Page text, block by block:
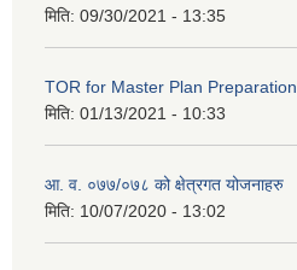
मिति: 09/30/2021 - 13:35
TOR for Master Plan Preparation
मिति: 01/13/2021 - 10:33
आ. व. ०७७/०७८ को क्षेत्रगत योजनाहरु
मिति: 10/07/2020 - 13:02